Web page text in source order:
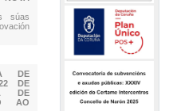
súas
DE
DE
DE
AO